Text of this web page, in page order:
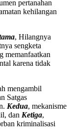
pertanahan
kehilangan
, Hilangnya
sengketa
memanfaatkan
karena tidak
mengambil
Satgas
Kedua, mekanisme
dan Ketiga,
kriminalisasi